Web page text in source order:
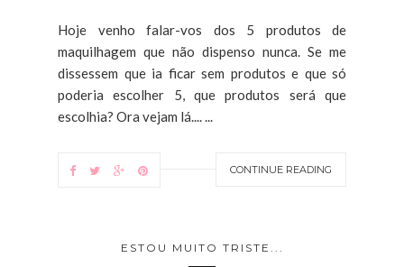
Hoje venho falar-vos dos 5 produtos de
maquilhagem que não dispenso nunca. Se me
dissessem que ia ficar sem produtos e que só
poderia escolher 5, que produtos será que
escolhia? Ora vejam lá.... ...
CONTINUE READING
ESTOU MUITO TRISTE...